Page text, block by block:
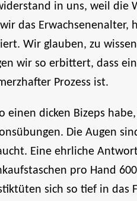
in uns, weil die
das Erwachsenenalter,
Wir glauben, zu
wir so erbittert, dass
Prozess ist.
dicken Bizeps
Die Augen
Eine ehrliche
pro Hand
sich so tief in das